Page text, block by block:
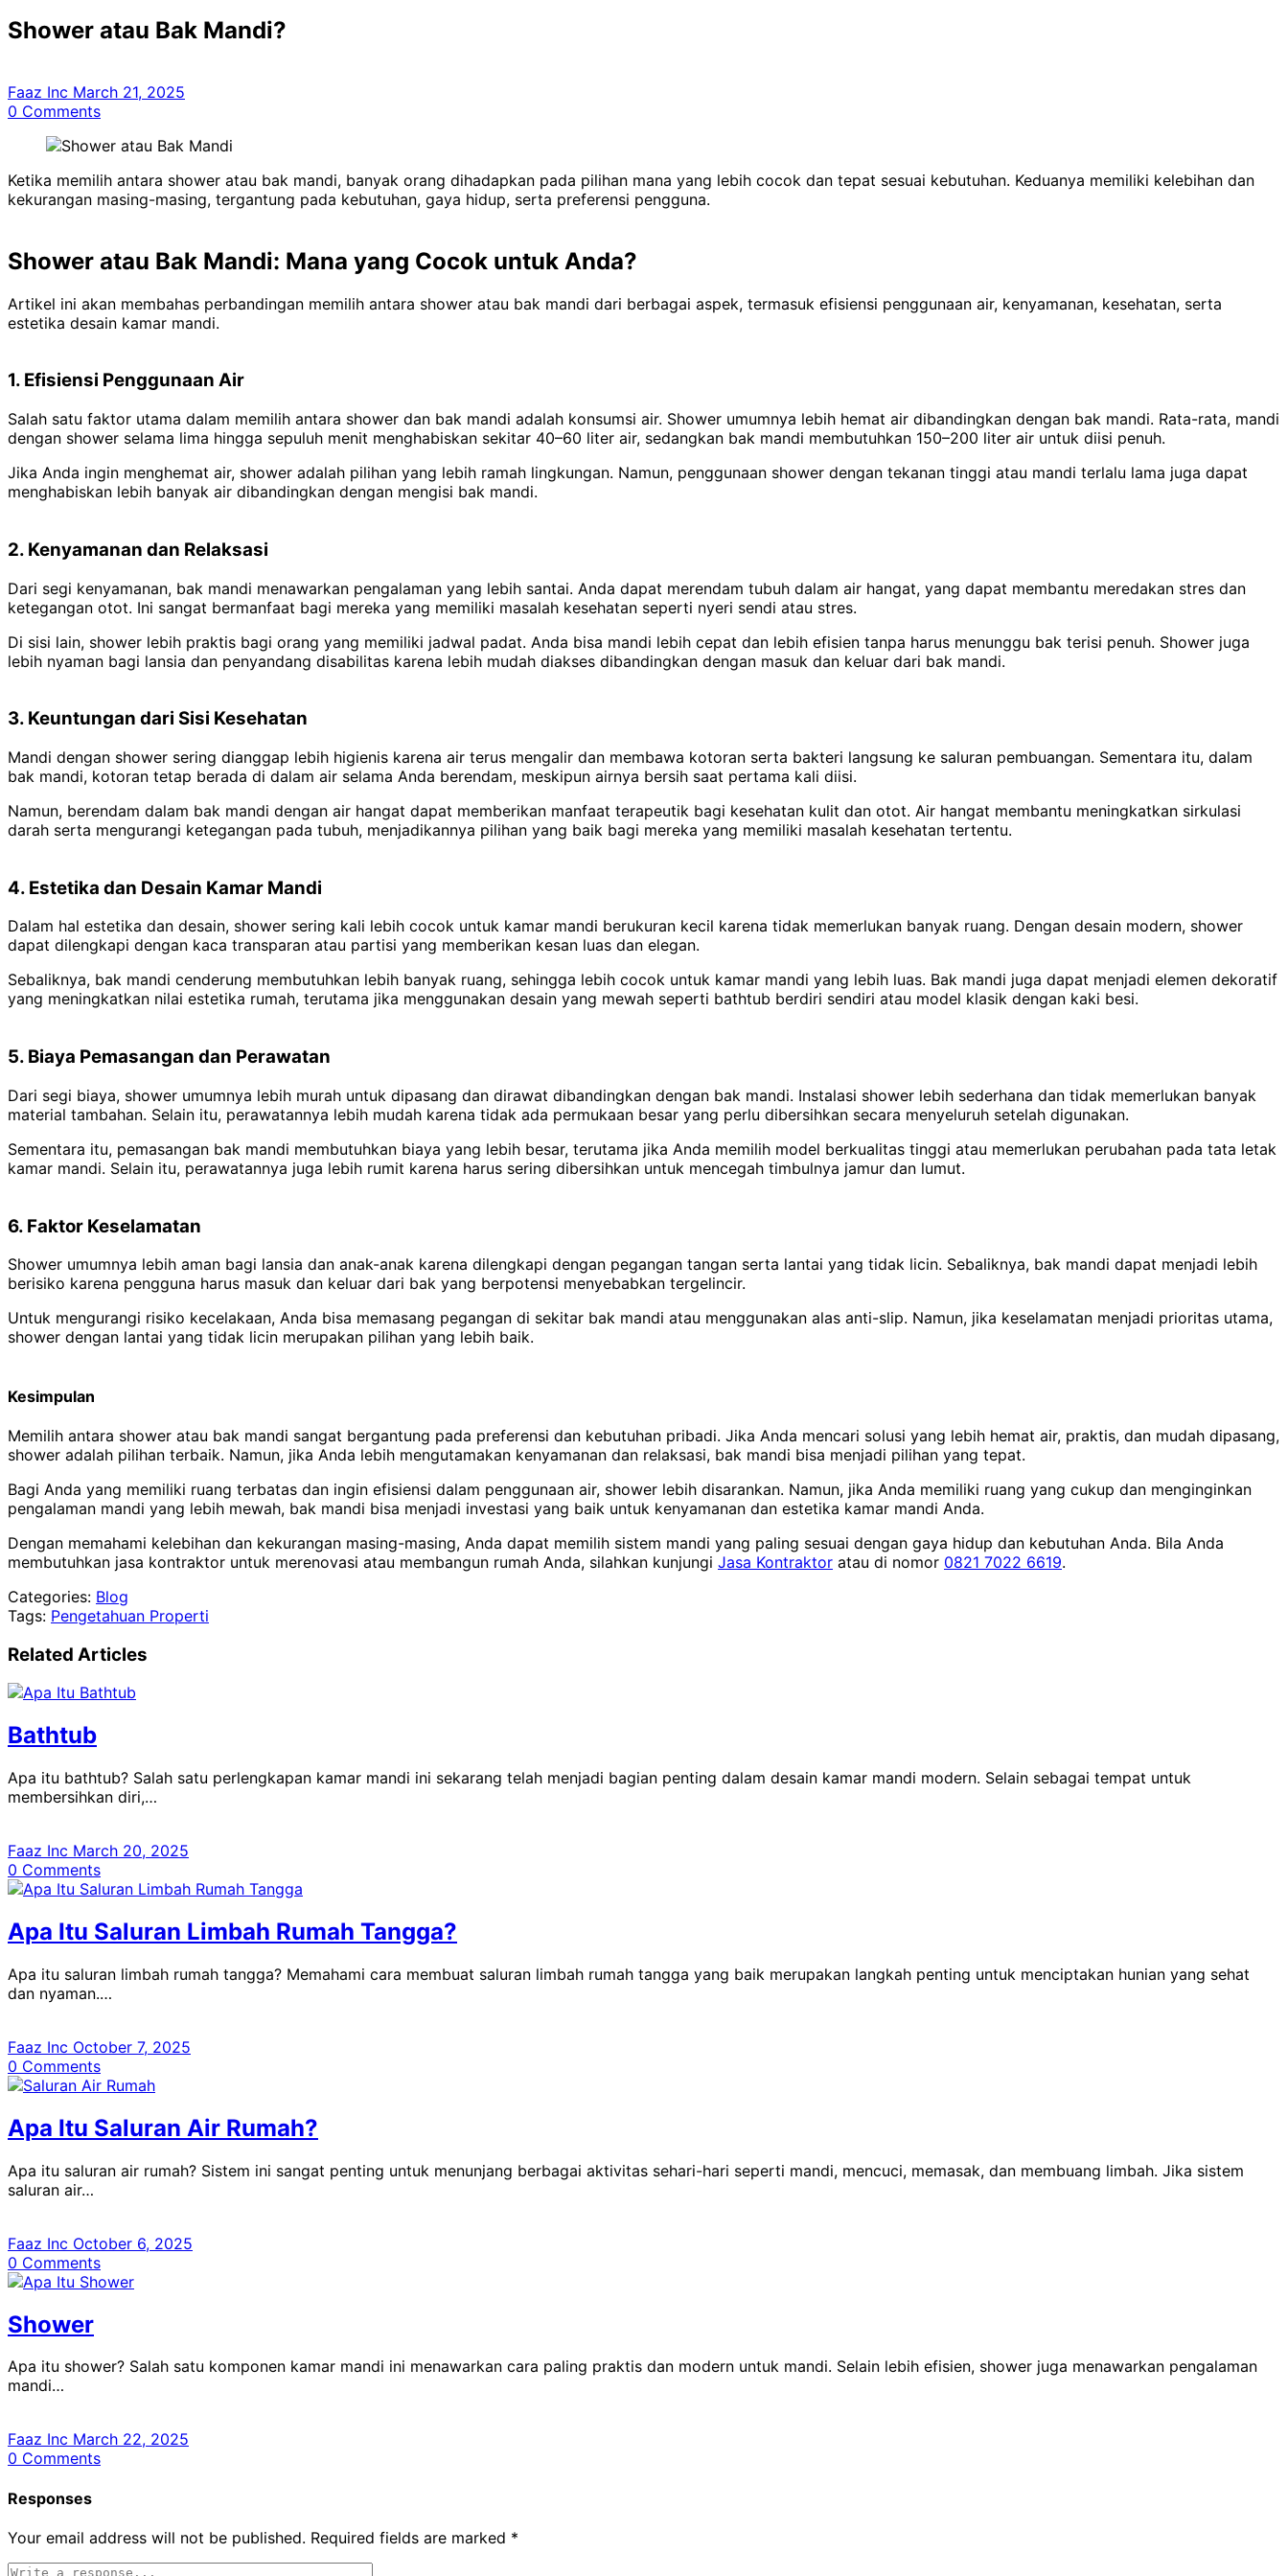
Shower atau Bak Mandi?
Faaz Inc March 21, 2025
0 Comments
Ketika memilih antara shower atau bak mandi, banyak orang dihadapkan pada pilihan mana yang lebih cocok dan tepat sesuai kebutuhan. Keduanya memiliki kelebihan dan
kekurangan masing-masing, tergantung pada kebutuhan, gaya hidup, serta preferensi pengguna.
Shower atau Bak Mandi: Mana yang Cocok untuk Anda?
Artikel ini akan membahas perbandingan memilih antara shower atau bak mandi dari berbagai aspek, termasuk efisiensi penggunaan air, kenyamanan, kesehatan, serta
estetika desain kamar mandi.
1. Efisiensi Penggunaan Air
Salah satu faktor utama dalam memilih antara shower dan bak mandi adalah konsumsi air. Shower umumnya lebih hemat air dibandingkan dengan bak mandi. Rata-rata, mandi
dengan shower selama lima hingga sepuluh menit menghabiskan sekitar 40–60 liter air, sedangkan bak mandi membutuhkan 150–200 liter air untuk diisi penuh.
Jika Anda ingin menghemat air, shower adalah pilihan yang lebih ramah lingkungan. Namun, penggunaan shower dengan tekanan tinggi atau mandi terlalu lama juga dapat
menghabiskan lebih banyak air dibandingkan dengan mengisi bak mandi.
2. Kenyamanan dan Relaksasi
Dari segi kenyamanan, bak mandi menawarkan pengalaman yang lebih santai. Anda dapat merendam tubuh dalam air hangat, yang dapat membantu meredakan stres dan
ketegangan otot. Ini sangat bermanfaat bagi mereka yang memiliki masalah kesehatan seperti nyeri sendi atau stres.
Di sisi lain, shower lebih praktis bagi orang yang memiliki jadwal padat. Anda bisa mandi lebih cepat dan lebih efisien tanpa harus menunggu bak terisi penuh. Shower juga
lebih nyaman bagi lansia dan penyandang disabilitas karena lebih mudah diakses dibandingkan dengan masuk dan keluar dari bak mandi.
3. Keuntungan dari Sisi Kesehatan
Mandi dengan shower sering dianggap lebih higienis karena air terus mengalir dan membawa kotoran serta bakteri langsung ke saluran pembuangan. Sementara itu, dalam
bak mandi, kotoran tetap berada di dalam air selama Anda berendam, meskipun airnya bersih saat pertama kali diisi.
Namun, berendam dalam bak mandi dengan air hangat dapat memberikan manfaat terapeutik bagi kesehatan kulit dan otot. Air hangat membantu meningkatkan sirkulasi
darah serta mengurangi ketegangan pada tubuh, menjadikannya pilihan yang baik bagi mereka yang memiliki masalah kesehatan tertentu.
4. Estetika dan Desain Kamar Mandi
Dalam hal estetika dan desain, shower sering kali lebih cocok untuk kamar mandi berukuran kecil karena tidak memerlukan banyak ruang. Dengan desain modern, shower
dapat dilengkapi dengan kaca transparan atau partisi yang memberikan kesan luas dan elegan.
Sebaliknya, bak mandi cenderung membutuhkan lebih banyak ruang, sehingga lebih cocok untuk kamar mandi yang lebih luas. Bak mandi juga dapat menjadi elemen dekoratif
yang meningkatkan nilai estetika rumah, terutama jika menggunakan desain yang mewah seperti bathtub berdiri sendiri atau model klasik dengan kaki besi.
5. Biaya Pemasangan dan Perawatan
Dari segi biaya, shower umumnya lebih murah untuk dipasang dan dirawat dibandingkan dengan bak mandi. Instalasi shower lebih sederhana dan tidak memerlukan banyak
material tambahan. Selain itu, perawatannya lebih mudah karena tidak ada permukaan besar yang perlu dibersihkan secara menyeluruh setelah digunakan.
Sementara itu, pemasangan bak mandi membutuhkan biaya yang lebih besar, terutama jika Anda memilih model berkualitas tinggi atau memerlukan perubahan pada tata letak
kamar mandi. Selain itu, perawatannya juga lebih rumit karena harus sering dibersihkan untuk mencegah timbulnya jamur dan lumut.
6. Faktor Keselamatan
Shower umumnya lebih aman bagi lansia dan anak-anak karena dilengkapi dengan pegangan tangan serta lantai yang tidak licin. Sebaliknya, bak mandi dapat menjadi lebih
berisiko karena pengguna harus masuk dan keluar dari bak yang berpotensi menyebabkan tergelincir.
Untuk mengurangi risiko kecelakaan, Anda bisa memasang pegangan di sekitar bak mandi atau menggunakan alas anti-slip. Namun, jika keselamatan menjadi prioritas utama,
shower dengan lantai yang tidak licin merupakan pilihan yang lebih baik.
Kesimpulan
Memilih antara shower atau bak mandi sangat bergantung pada preferensi dan kebutuhan pribadi. Jika Anda mencari solusi yang lebih hemat air, praktis, dan mudah dipasang,
shower adalah pilihan terbaik. Namun, jika Anda lebih mengutamakan kenyamanan dan relaksasi, bak mandi bisa menjadi pilihan yang tepat.
Bagi Anda yang memiliki ruang terbatas dan ingin efisiensi dalam penggunaan air, shower lebih disarankan. Namun, jika Anda memiliki ruang yang cukup dan menginginkan
pengalaman mandi yang lebih mewah, bak mandi bisa menjadi investasi yang baik untuk kenyamanan dan estetika kamar mandi Anda.
Dengan memahami kelebihan dan kekurangan masing-masing, Anda dapat memilih sistem mandi yang paling sesuai dengan gaya hidup dan kebutuhan Anda. Bila Anda
membutuhkan jasa kontraktor untuk merenovasi atau membangun rumah Anda, silahkan kunjungi Jasa Kontraktor atau di nomor 0821 7022 6619.
Categories: Blog
Tags: Pengetahuan Properti
Related Articles
Bathtub
Apa itu bathtub? Salah satu perlengkapan kamar mandi ini sekarang telah menjadi bagian penting dalam desain kamar mandi modern. Selain sebagai tempat untuk
membersihkan diri,…
Faaz Inc March 20, 2025
0 Comments
Apa Itu Saluran Limbah Rumah Tangga?
Apa itu saluran limbah rumah tangga? Memahami cara membuat saluran limbah rumah tangga yang baik merupakan langkah penting untuk menciptakan hunian yang sehat
dan nyaman.…
Faaz Inc October 7, 2025
0 Comments
Apa Itu Saluran Air Rumah?
Apa itu saluran air rumah? Sistem ini sangat penting untuk menunjang berbagai aktivitas sehari-hari seperti mandi, mencuci, memasak, dan membuang limbah. Jika sistem
saluran air…
Faaz Inc October 6, 2025
0 Comments
Shower
Apa itu shower? Salah satu komponen kamar mandi ini menawarkan cara paling praktis dan modern untuk mandi. Selain lebih efisien, shower juga menawarkan pengalaman
mandi…
Faaz Inc March 22, 2025
0 Comments
Responses
Your email address will not be published. Required fields are marked *